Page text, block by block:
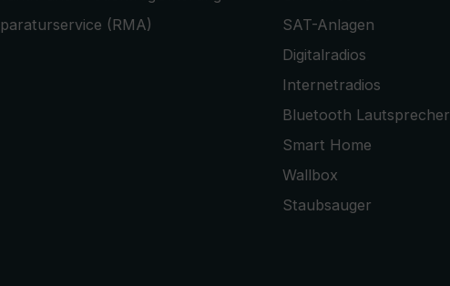
(RMA)
SAT-Anlagen
Digitalradios
Internetradios
Bluetooth Lautsprecher
Smart Home
Wallbox
Staubsauger